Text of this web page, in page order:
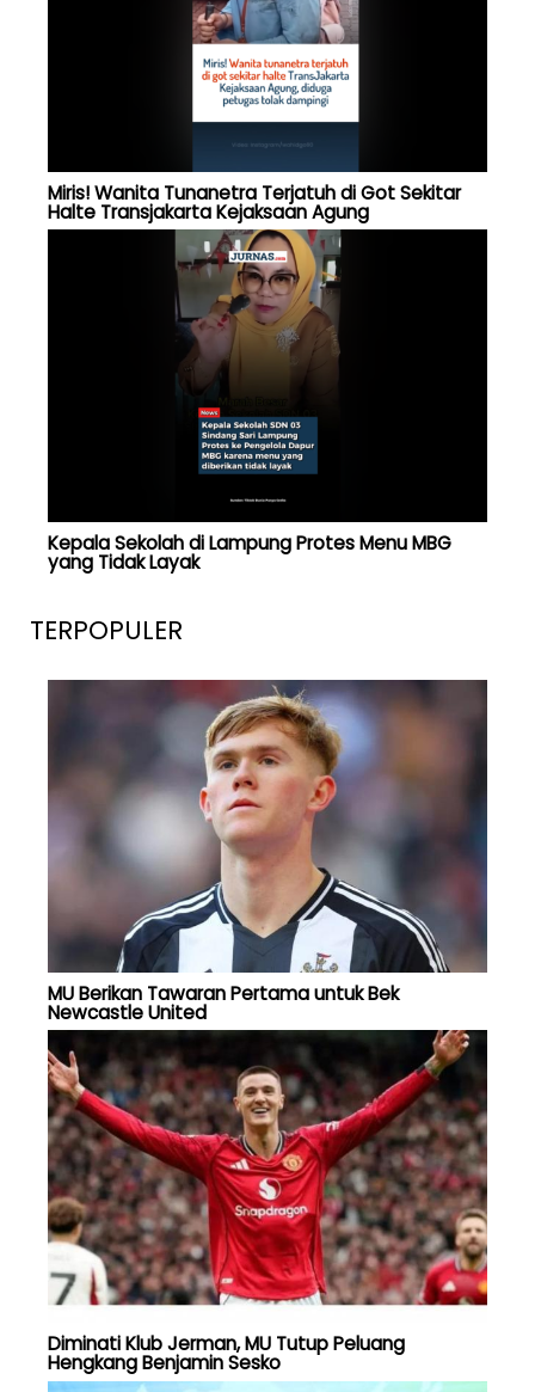
Miris! Wanita Tunanetra Terjatuh di Got Sekitar
Halte Transjakarta Kejaksaan Agung
Kepala Sekolah di Lampung Protes Menu MBG
yang Tidak Layak
TERPOPULER
MU Berikan Tawaran Pertama untuk Bek
Newcastle United
Diminati Klub Jerman, MU Tutup Peluang
Hengkang Benjamin Sesko